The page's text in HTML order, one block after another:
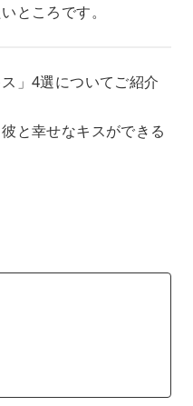
ところです。
」4選についてご紹介
と幸せなキスができる